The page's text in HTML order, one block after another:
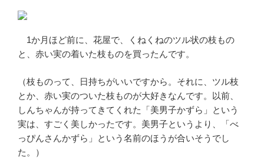
1か月ほど前に、花屋で、くねくねのツル状の枝もの
と、赤い実の着いた枝ものを買ったんです。
（枝ものって、日持ちがいいですから。それに、ツル枝
とか、赤い実のついた枝ものが大好きなんです。以前、
しんちゃんが持ってきてくれた「美男子かずら」という
実は、すごく美しかったです。美男子というより、「べ
っぴんさんかずら」という名前のほうが合いそうでし
た。）